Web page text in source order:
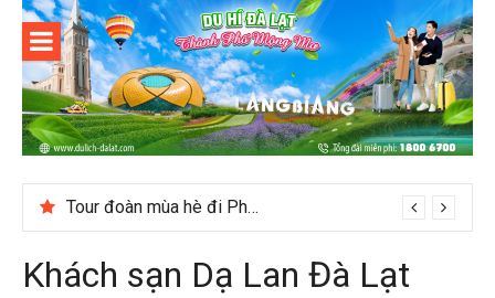
Skip
content
Du lịch Đà
Lạt
Tour đoàn mùa hè đi Phú Yên
Khách sạn Dạ Lan Đà Lạt